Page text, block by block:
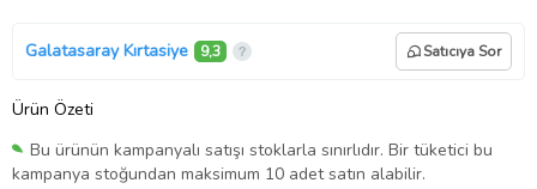
Galatasaray Kırtasiye 9,3 Satıcıya Sor
Ürün Özeti
Bu ürünün kampanyalı satışı stoklarla sınırlıdır. Bir tüketici bu
kampanya stoğundan maksimum 10 adet satın alabilir.